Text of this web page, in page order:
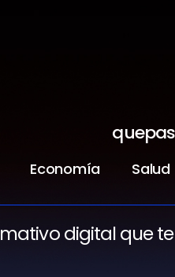
Economía Salud
digital que